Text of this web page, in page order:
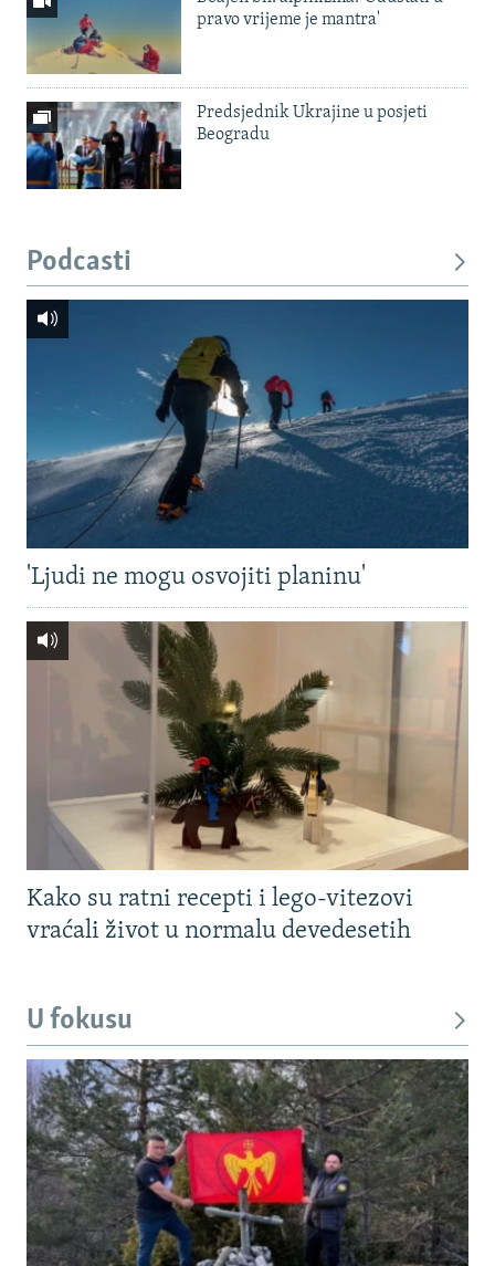
pravo vrijeme je mantra'
Predsjednik Ukrajine u posjeti
Beogradu
Podcasti
'Ljudi ne mogu osvojiti planinu'
Kako su ratni recepti i lego-vitezovi
vraćali život u normalu devedesetih
U fokusu